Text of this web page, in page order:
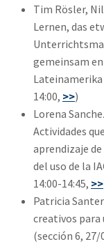
Tim Rösler,
Lernen, das
gemeinsam
Lateinamerika
14:00, >>)
Lorena
Actividades
aprendizaje
del uso de la
14:00-14:45, >>
Patricia
creativos para
(sección 6, 27/